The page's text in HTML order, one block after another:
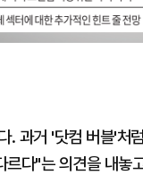
. 과거 '닷컴 버블'처
다"는 의견을 내놓